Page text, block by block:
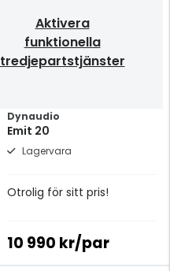
Aktivera
funktionella
tredjepartstjänster
Dynaudio
Emit 20
Lagervara
Otrolig för sitt pris!
10 990 kr/par